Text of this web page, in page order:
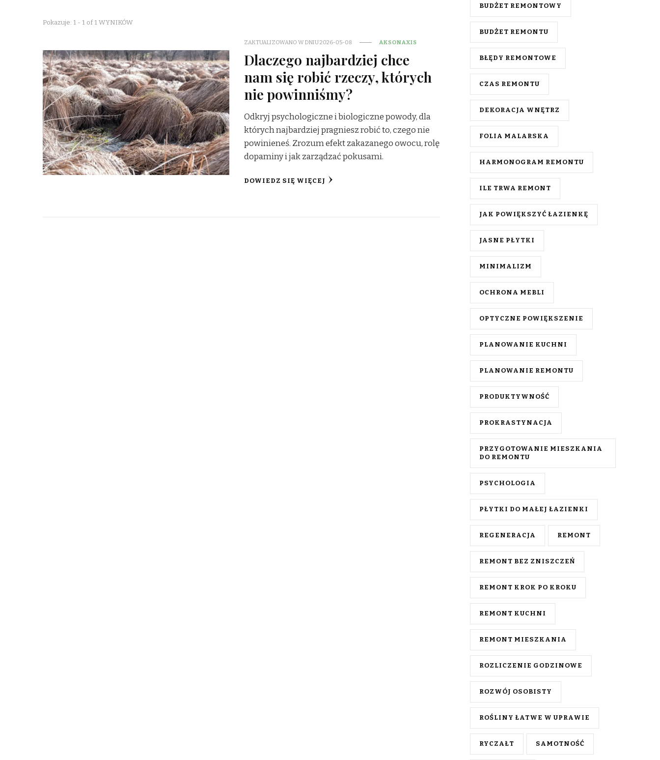
Pokazuje: 1 - 1 of 1 WYNIKÓW
ZAKTUALIZOWANO W DNIU2026-05-08 AKSONAXIS
Dlaczego najbardziej chce
nam się robić rzeczy, których
nie powinniśmy?
Odkryj psychologiczne i biologiczne powody, dla
których najbardziej pragniesz robić to, czego nie
powinieneś. Zrozum efekt zakazanego owocu, rolę
dopaminy i jak zarządzać pokusami.
DOWIEDZ SIĘ WIĘCEJ
BUDŻET REMONTOWY
BUDŻET REMONTU
BŁĘDY REMONTOWE
CZAS REMONTU
DEKORACJA WNĘTRZ
FOLIA MALARSKA
HARMONOGRAM REMONTU
ILE TRWA REMONT
JAK POWIĘKSZYĆ ŁAZIENKĘ
JASNE PŁYTKI
MINIMALIZM
OCHRONA MEBLI
OPTYCZNE POWIĘKSZENIE
PLANOWANIE KUCHNI
PLANOWANIE REMONTU
PRODUKTYWNOŚĆ
PROKRASTYNACJA
PRZYGOTOWANIE MIESZKANIA
DO REMONTU
PSYCHOLOGIA
PŁYTKI DO MAŁEJ ŁAZIENKI
REGENERACJA REMONT
REMONT BEZ ZNISZCZEŃ
REMONT KROK PO KROKU
REMONT KUCHNI
REMONT MIESZKANIA
ROZLICZENIE GODZINOWE
ROZWÓJ OSOBISTY
ROŚLINY ŁATWE W UPRAWIE
RYCZAŁT SAMOTNOŚĆ